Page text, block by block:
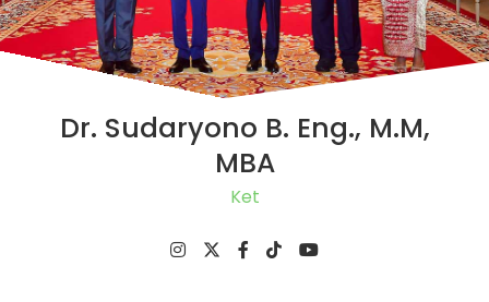
Dr. Sudaryono B. Eng., M.M,
MBA
Ketua D